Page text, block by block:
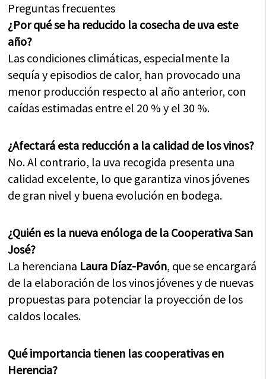
Preguntas frecuentes
¿Por qué se ha reducido la cosecha de uva este
año?
Las condiciones climáticas, especialmente la
sequía y episodios de calor, han provocado una
menor producción respecto al año anterior, con
caídas estimadas entre el 20 % y el 30 %.
¿Afectará esta reducción a la calidad de los vinos?
No. Al contrario, la uva recogida presenta una
calidad excelente, lo que garantiza vinos jóvenes
de gran nivel y buena evolución en bodega.
¿Quién es la nueva enóloga de la Cooperativa San
José?
La herenciana Laura Díaz-Pavón, que se encargará
de la elaboración de los vinos jóvenes y de nuevas
propuestas para potenciar la proyección de los
caldos locales.
Qué importancia tienen las cooperativas en
Herencia?